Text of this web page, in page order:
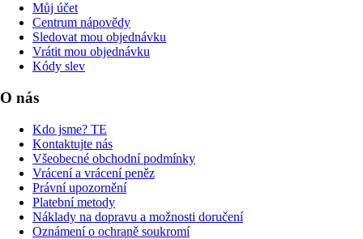
Můj účet
Centrum nápovědy
Sledovat mou objednávku
Vrátit mou objednávku
Kódy slev
O nás
Kdo jsme? TE
Kontaktujte nás
Všeobecné obchodní podmínky
Vrácení a vrácení peněz
Právní upozornění
Platební metody
Náklady na dopravu a možnosti doručení
Oznámení o ochraně soukromí